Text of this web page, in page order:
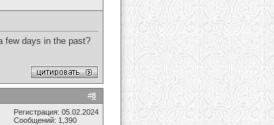
few days in the past?
#8
Регистрация: 05.02.2024
Сообщений: 1,390